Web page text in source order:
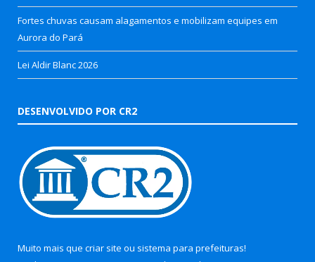
Fortes chuvas causam alagamentos e mobilizam equipes em
Aurora do Pará
Lei Aldir Blanc 2026
DESENVOLVIDO POR CR2
Muito mais que criar site ou sistema para prefeituras!